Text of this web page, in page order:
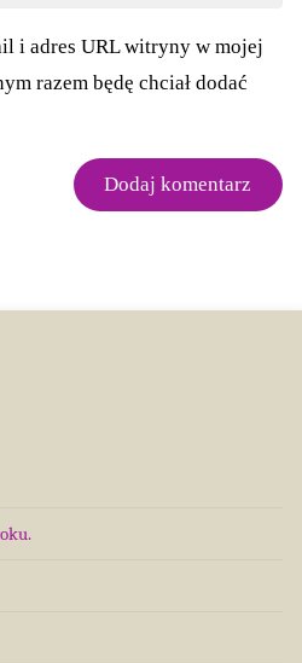
i adres URL witryny w mojej
razem będę chciał dodać